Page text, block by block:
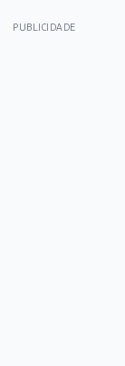
PUBLICIDADE